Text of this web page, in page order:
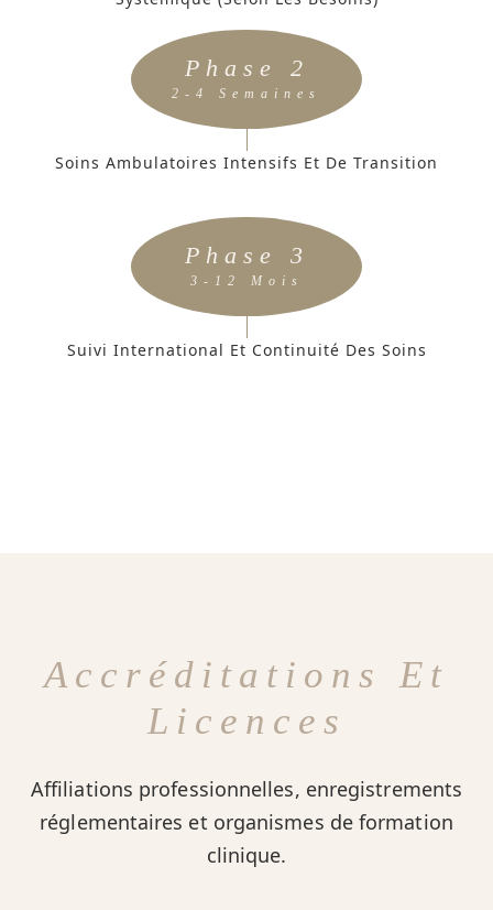
Phase 2
2-4 Semaines
Soins Ambulatoires Intensifs Et De Transition
Phase 3
3-12 Mois
Suivi International Et Continuité Des Soins
Accréditations Et
Licences
Affiliations professionnelles, enregistrements
réglementaires et organismes de formation
clinique.